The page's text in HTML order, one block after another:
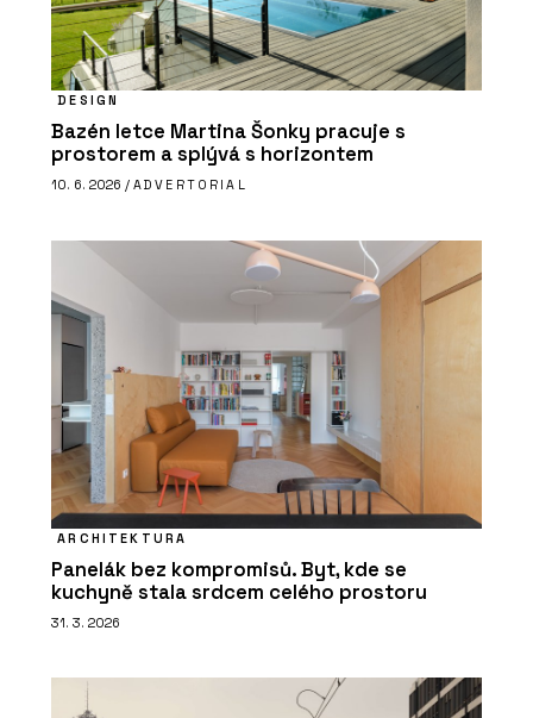
DESIGN
Bazén letce Martina Šonky pracuje s
prostorem a splývá s horizontem
10. 6. 2026 / ADVERTORIAL
ARCHITEKTURA
Panelák bez kompromisů. Byt, kde se
kuchyně stala srdcem celého prostoru
31. 3. 2026